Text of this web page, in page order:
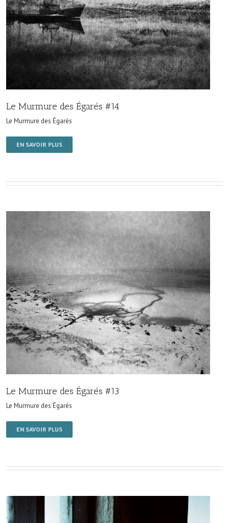
Le Murmure des Égarés #14
Le Murmure des Égarés
EN SAVOIR PLUS
Le Murmure des Égarés #13
Le Murmure des Égarés
EN SAVOIR PLUS